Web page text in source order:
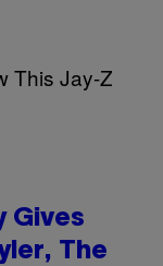
Gives
The